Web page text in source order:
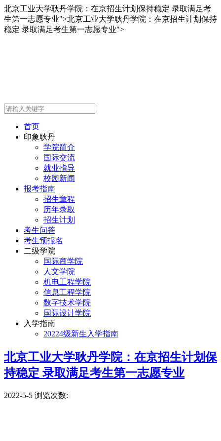
北京工业大学耿丹学院：在京招生计划保持稳定 录取满足考
生第一志愿专业">北京工业大学耿丹学院：在京招生计划保持
稳定 录取满足考生第一志愿专业">
首页
印象耿丹
学院简介
国际交流
就业指导
校园新闻
报考指南
招生章程
历年录取
招生计划
考生问答
考生预报名
二级学院
国际商学院
人文学院
机电工程学院
信息工程学院
数字技术学院
国际设计学院
入学指南
20224级新生入学指南
北京工业大学耿丹学院：在京招生计划保
持稳定 录取满足考生第一志愿专业
2022-5-5 浏览次数: